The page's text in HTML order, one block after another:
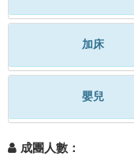
加床
嬰兒
成團人數：